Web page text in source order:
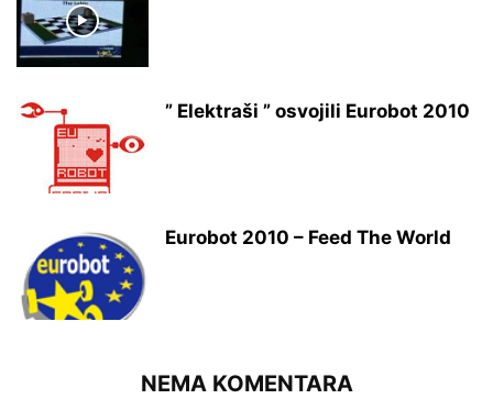
” Elektraši ” osvojili Eurobot 2010
Eurobot 2010 – Feed The World
NEMA KOMENTARA